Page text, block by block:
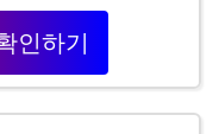
인하기